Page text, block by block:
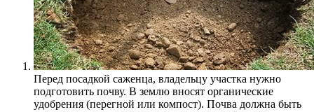
Перед посадкой саженца, владельцу участка нужно
подготовить почву. В землю вносят органические
удобрения (перегной или компост). Почва должна быть